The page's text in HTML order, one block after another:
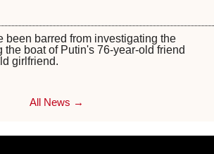
been barred from investigating the
the boat of Putin's 76-year-old friend
girlfriend.
All News →